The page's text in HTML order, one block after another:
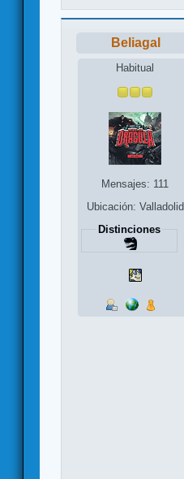
Beliagal
Habitual
Mensajes: 111
Ubicación: Valladolid
Distinciones